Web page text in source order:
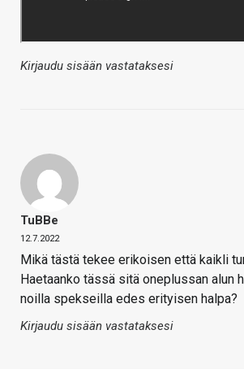
Kirjaudu sisään vastataksesi
TuBBe
12.7.2022
Mikä tästä tekee erikoisen että kaikli
Haetaanko tässä sitä oneplussan alun
noilla spekseilla edes erityisen halpa?
Kirjaudu sisään vastataksesi